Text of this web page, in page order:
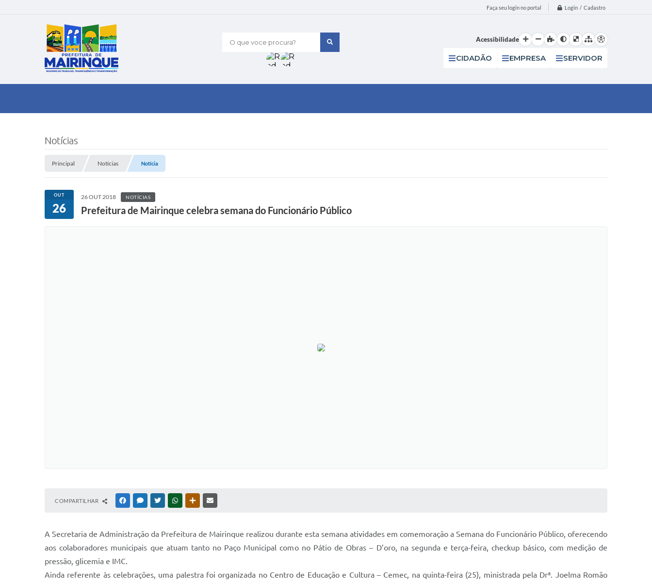
Faça seu login no portal Login / Cadastro
O que voce procura? Acessibilidade
CIDADÃO EMPRESA SERVIDOR
Notícias
Principal Notícias Notícia
OUT
26
26 OUT 2018 NOTÍCIAS
Prefeitura de Mairinque celebra semana do Funcionário Público
COMPARTILHAR FACEBOOKMESSENGER
TWITTERWHATSAPPOUTRAS MÍDIAS
A Secretaria de Administração da Prefeitura de Mairinque realizou durante esta semana atividades em comemoração a Semana do Funcionário Público, oferecendo
aos colaboradores municipais que atuam tanto no Paço Municipal como no Pátio de Obras – D’oro, na segunda e terça-feira, checkup básico, com medição de
pressão, glicemia e IMC.
Ainda referente às celebrações, uma palestra foi organizada no Centro de Educação e Cultura – Cemec, na quinta-feira (25), ministrada pela Drª. Joelma Romão